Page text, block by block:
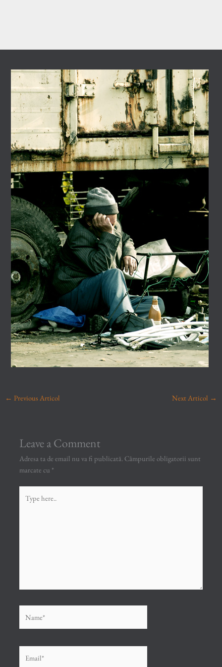
← Previous Articol Next Articol →
Leave a Comment
Adresa ta de email nu va fi publicată. Câmpurile obligatorii sunt
marcate cu *
here..